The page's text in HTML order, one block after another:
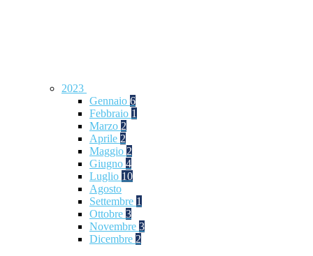
2023
Gennaio 6
Febbraio 1
Marzo 2
Aprile 2
Maggio 2
Giugno 4
Luglio 10
Agosto
Settembre 1
Ottobre 3
Novembre 3
Dicembre 2